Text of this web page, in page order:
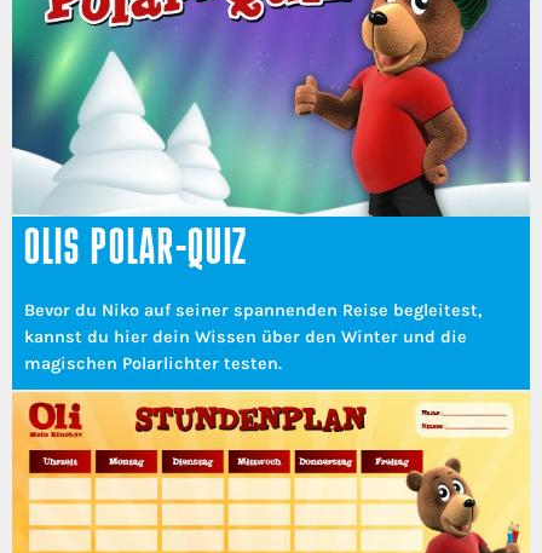
OLIS POLAR-QUIZ
Bevor du Niko auf seiner spannenden Reise begleitest,
kannst du hier dein Wissen über den Winter und die
magischen Polarlichter testen.